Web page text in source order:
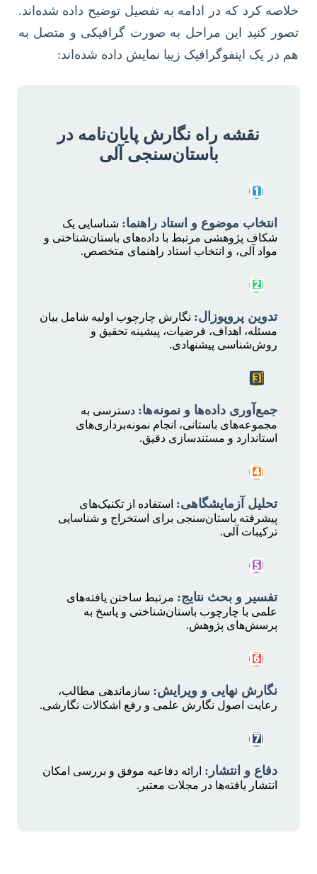
خلاصه کرد که در ادامه به تفصیل توضیح داده شده‌اند.
تصور کنید این مراحل به صورت گرافیکی و متصل به
هم در یک اینفوگرافیک زیبا نمایش داده شده‌اند:
نقشه راه نگارش پایان‌نامه در
باستان‌سنجی آلی
1️⃣
انتخاب موضوع و استاد راهنما: شناسایی یک
شکاف پژوهشی مرتبط با داده‌های باستان‌شناختی و
مواد آلی، و انتخاب استاد راهنمای متخصص.
2️⃣
تدوین پروپوزال: نگارش چارچوب اولیه شامل بیان
مسئله، اهداف، فرضیات، پیشینه تحقیق و
روش‌شناسی پیشنهادی.
3️⃣
جمع‌آوری داده‌ها و نمونه‌ها: دسترسی به
مجموعه‌های باستانی، انجام نمونه‌برداری‌های
استاندارد و مستندسازی دقیق.
4️⃣
تحلیل آزمایشگاهی: استفاده از تکنیک‌های
پیشرفته باستان‌سنجی برای استخراج و شناسایی
ترکیبات آلی.
5️⃣
تفسیر و بحث نتایج: مرتبط ساختن یافته‌های
علمی با چارچوب باستان‌شناختی و پاسخ به
پرسش‌های پژوهش.
6️⃣
نگارش نهایی و ویرایش: سازماندهی مطالب،
رعایت اصول نگارش علمی و رفع اشکالات نگارشی.
7️⃣
دفاع و انتشار: ارائه دفاعیه موفق و بررسی امکان
انتشار یافته‌ها در مجلات معتبر.